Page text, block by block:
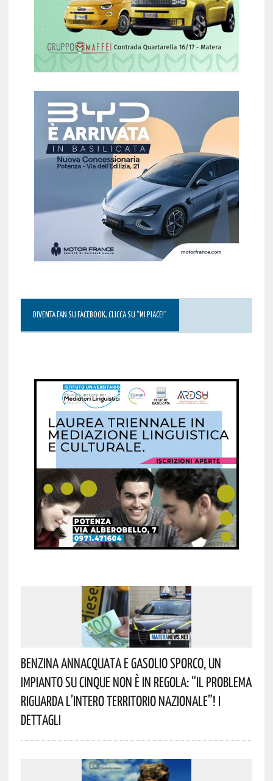
DIVENTA FAN SU FACEBOOK, CLICCA SU “MI PIACE!”
Benzina Annacquata E Gasolio Sporco, Un
Impianto Su Cinque Non È In Regola: “il Problema
Riguarda L’intero Territorio Nazionale”! I
Dettagli